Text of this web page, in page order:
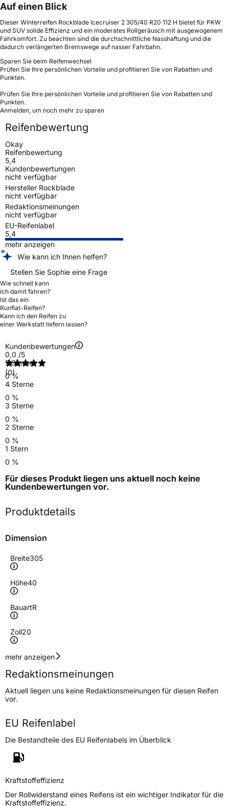
Auf einen Blick
Dieser Winterreifen Rockblade Icecruiser 2 305/40 R20 112 H bietet für PKW
und SUV solide Effizienz und ein moderates Rollgeräusch mit ausgewogenem
Fahrkomfort. Zu beachten sind die durchschnittliche Nasshaftung und die
dadurch verlängerten Bremswege auf nasser Fahrbahn.
Sparen Sie beim Reifenwechsel
Prüfen Sie Ihre persönlichen Vorteile und profitieren Sie von Rabatten und
Punkten.
Prüfen Sie Ihre persönlichen Vorteile und profitieren Sie von Rabatten und
Punkten.
Anmelden, um noch mehr zu sparen
Reifenbewertung
Okay
Reifenbewertung
5,4
Kundenbewertungen
nicht verfügbar
Hersteller Rockblade
nicht verfügbar
Redaktionsmeinungen
nicht verfügbar
EU-Reifenlabel
5,4
mehr anzeigen
Wie kann ich Ihnen helfen?
Stellen Sie Sophie eine Frage
Wie schnell kann
ich damit fahren?
Ist das ein
Runflat-Reifen?
Kann ich den Reifen zu
einer Werkstatt liefern lassen?
Kundenbewertungen
0,0 /5
(0)
5 Sterne
0 %
4 Sterne
0 %
3 Sterne
0 %
2 Sterne
0 %
1 Stern
0 %
Für dieses Produkt liegen uns aktuell noch keine
Kundenbewertungen vor.
Produktdetails
Dimension
Breite305
Höhe40
BauartR
Zoll20
Geschwindigkeitsindex
Höchstgeschwindigkeit
210 km/h
Lastindex112
Höchstlast1120 kg
Generelle Merkmale
Fahrzeugtyp
VerwendungWinterreifen
ModellnameIcecruiser 2
mehr anzeigen
Redaktionsmeinungen
Aktuell liegen uns keine Redaktionsmeinungen für diesen Reifen
vor.
EU Reifenlabel
Die Bestandteile des EU Reifenlabels im Überblick
Kraftstoffeffizienz
Der Rollwiderstand eines Reifens ist ein wichtiger Indikator für die
Kraftstoffeffizienz.